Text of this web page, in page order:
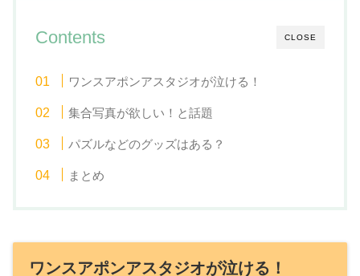
CLOSE
Contents
ワンスアポンアスタジオが泣ける！
集合写真が欲しい！と話題
パズルなどのグッズはある？
まとめ
ワンスアポンアスタジオが泣ける！